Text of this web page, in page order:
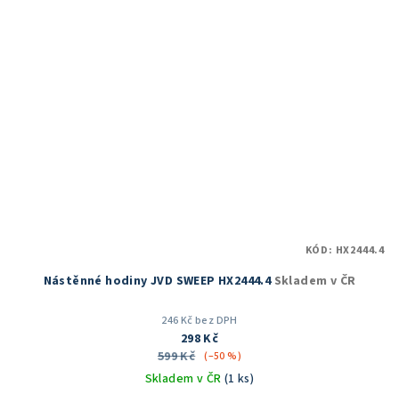
Nástěnné hodiny JVD SWEEP HX2444.4Skladem v ČR
246 Kč bez DPH
298 Kč
599 Kč (–50 %)
Skladem v ČR (1 ks)
KÓD: HX2444.4